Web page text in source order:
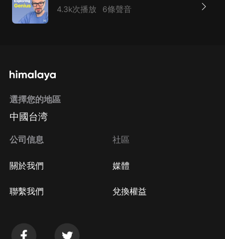
4.3k次播放 6條聲音
選擇您的地區
中國台湾
公司信息
關於我們
聯繫我們
社區
媒體
兌換權益